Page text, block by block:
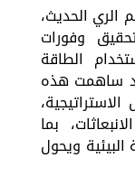
الري الحديث،
وفورات
الطاقة
ساهمت هذه
بما
ويحول